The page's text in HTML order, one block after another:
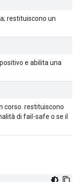
restituiscono un
e abilita una
corso. restituiscono
di fail-safe o se il